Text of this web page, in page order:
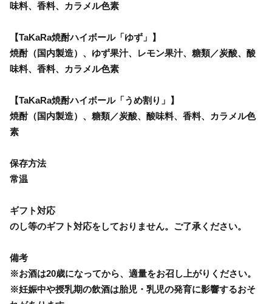
味料、香料、カラメル色素
【TaKaRa焼酎ハイボール「ゆず」】
焼酎（国内製造）、ゆず果汁、レモン果汁、糖類／炭酸、酸
味料、香料、カラメル色素
【TaKaRa焼酎ハイボール「うめ割り」】
焼酎（国内製造）、糖類／炭酸、酸味料、香料、カラメル色
素
保存方法
常温
ギフト対応
のし等のギフト対応をしておりません。ご了承ください。
備考
※お酒は20歳になってから、適量をお召し上がりください。
※妊娠中や授乳期の飲酒は胎児・乳児の発育に影響するおそ